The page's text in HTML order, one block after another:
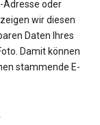
Adresse oder
wir diesen
Daten Ihres
Damit können
stammende E-